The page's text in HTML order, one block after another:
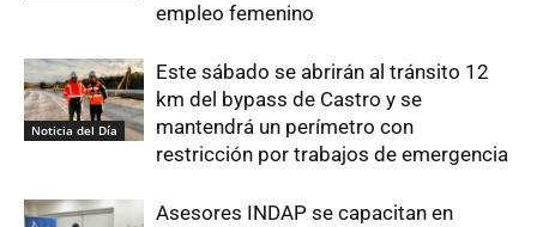
empleo femenino
Noticia del Día
Este sábado se abrirán al tránsito 12
km del bypass de Castro y se
mantendrá un perímetro con
restricción por trabajos de emergencia
Asesores INDAP se capacitan en